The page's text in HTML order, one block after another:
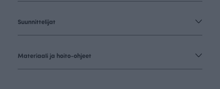
Suunnittelijat
Materiaali ja hoito-ohjeet